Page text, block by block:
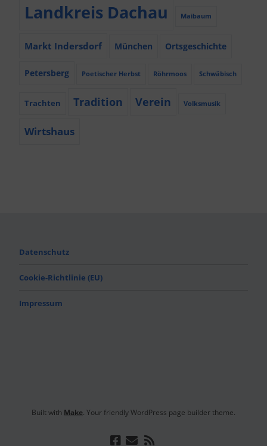
Landkreis Dachau Maibaum
Markt Indersdorf München Ortsgeschichte
Petersberg Poetischer Herbst Röhrmoos Schwäbisch
Trachten Tradition Verein Volksmusik
Wirtshaus
Datenschutz
Cookie-Richtlinie (EU)
Impressum
Built with Make. Your friendly WordPress page builder theme.